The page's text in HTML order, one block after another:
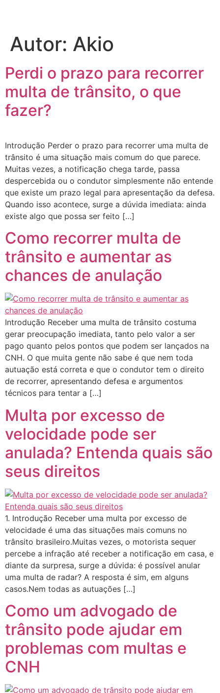
Autor: Akio
Perdi o prazo para recorrer
multa de trânsito, o que
fazer?
Introdução Perder o prazo para recorrer uma multa de
trânsito é uma situação mais comum do que parece.
Muitas vezes, a notificação chega tarde, passa
despercebida ou o condutor simplesmente não entende
que existe um prazo legal para apresentação da defesa.
Quando isso acontece, surge a dúvida imediata: ainda
existe algo que possa ser feito […]
Como recorrer multa de
trânsito e aumentar as
chances de anulação
Introdução Receber uma multa de trânsito costuma
gerar preocupação imediata, tanto pelo valor a ser
pago quanto pelos pontos que podem ser lançados na
CNH. O que muita gente não sabe é que nem toda
autuação está correta e que o condutor tem o direito
de recorrer, apresentando defesa e argumentos
técnicos para tentar a […]
Multa por excesso de
velocidade pode ser
anulada? Entenda quais são
seus direitos
1. Introdução Receber uma multa por excesso de
velocidade é uma das situações mais comuns no
trânsito brasileiro.Muitas vezes, o motorista sequer
percebe a infração até receber a notificação em casa, e
diante da surpresa, surge a dúvida: é possível anular
uma multa de radar? A resposta é sim, em alguns
casos.Nem todas as autuações […]
Como um advogado de
trânsito pode ajudar em
problemas com multas e
CNH